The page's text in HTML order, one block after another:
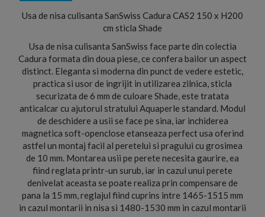
Usa de nisa culisanta SanSwiss Cadura CAS2 150 x H200
cm sticla Shade
Usa de nisa culisanta SanSwiss face parte din colectia
Cadura formata din doua piese, ce confera bailor un aspect
distinct. Eleganta si moderna din punct de vedere estetic,
practica si usor de ingrijit in utilizarea zilnica, sticla
securizata de 6 mm de culoare Shade, este tratata
anticalcar cu ajutorul stratului Aquaperle standard. Modul
de deschidere a usii se face pe sina, iar inchiderea
magnetica soft-openclose etanseaza perfect usa oferind
astfel un montaj facil al peretelui si pragului cu grosimea
de 10 mm. Montarea usii pe perete necesita gaurire, ea
fiind reglata printr-un surub, iar in cazul unui perete
denivelat aceasta se poate realiza prin compensare de
pana la 15 mm, reglajul fiind cuprins intre 1465-1515 mm
in cazul montarii in nisa si 1480-1530 mm in cazul montarii